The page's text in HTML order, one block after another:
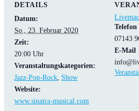
DETAILS
Datum:
So., 23. Februar 2020
Zeit:
20:00 Uhr
Veranstaltungskategorien:
Jazz-Pop-Rock Show
Website:
www.sinatra-musical.com
Telefon
07143
E-Mail